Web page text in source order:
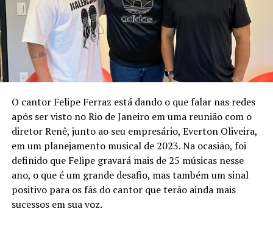
O cantor Felipe Ferraz está dando o que falar nas redes
após ser visto no Rio de Janeiro em uma reunião com o
diretor Renê, junto ao seu empresário, Everton Oliveira,
em um planejamento musical de 2023. Na ocasião, foi
definido que Felipe gravará mais de 25 músicas nesse
ano, o que é um grande desafio, mas também um sinal
positivo para os fãs do cantor que terão ainda mais
sucessos em sua voz.